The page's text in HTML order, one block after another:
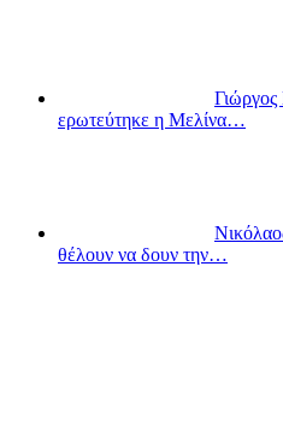
ερωτεύτηκε η Μελίνα…
θέλουν να δουν την…